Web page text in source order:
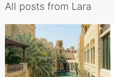
All posts from Lara